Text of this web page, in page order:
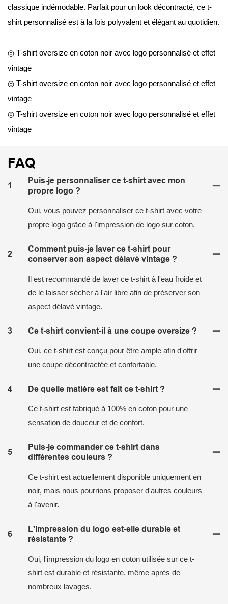
classique indémodable. Parfait pour un look décontracté, ce t-
shirt personnalisé est à la fois polyvalent et élégant au quotidien.
◎ T-shirt oversize en coton noir avec logo personnalisé et effet
vintage
◎ T-shirt oversize en coton noir avec logo personnalisé et effet
vintage
◎ T-shirt oversize en coton noir avec logo personnalisé et effet
vintage
FAQ
1
Puis-je personnaliser ce t-shirt avec mon
propre logo ?
Oui, vous pouvez personnaliser ce t-shirt avec votre
propre logo grâce à l'impression de logo sur coton.
2
Comment puis-je laver ce t-shirt pour
conserver son aspect délavé vintage ?
Il est recommandé de laver ce t-shirt à l'eau froide et
de le laisser sécher à l'air libre afin de préserver son
aspect délavé vintage.
3 Ce t-shirt convient-il à une coupe oversize ?
Oui, ce t-shirt est conçu pour être ample afin d'offrir
une coupe décontractée et confortable.
4 De quelle matière est fait ce t-shirt ?
Ce t-shirt est fabriqué à 100% en coton pour une
sensation de douceur et de confort.
5
Puis-je commander ce t-shirt dans
différentes couleurs ?
Ce t-shirt est actuellement disponible uniquement en
noir, mais nous pourrions proposer d'autres couleurs
à l'avenir.
6
L'impression du logo est-elle durable et
résistante ?
Oui, l'impression du logo en coton utilisée sur ce t-
shirt est durable et résistante, même après de
nombreux lavages.